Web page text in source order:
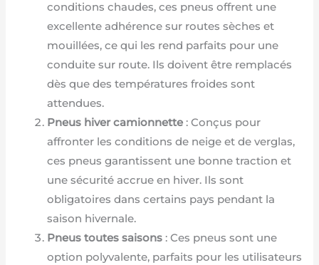
conditions chaudes, ces pneus offrent une
excellente adhérence sur routes sèches et
mouillées, ce qui les rend parfaits pour une
conduite sur route. Ils doivent être remplacés
dès que des températures froides sont
attendues.
Pneus hiver camionnette : Conçus pour
affronter les conditions de neige et de verglas,
ces pneus garantissent une bonne traction et
une sécurité accrue en hiver. Ils sont
obligatoires dans certains pays pendant la
saison hivernale.
Pneus toutes saisons : Ces pneus sont une
option polyvalente, parfaits pour les utilisateurs